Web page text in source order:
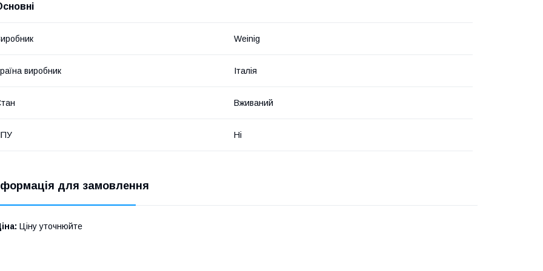
Weinig
виробник Італія
Вживаний
Ні
для замовлення
Ціну уточнюйте